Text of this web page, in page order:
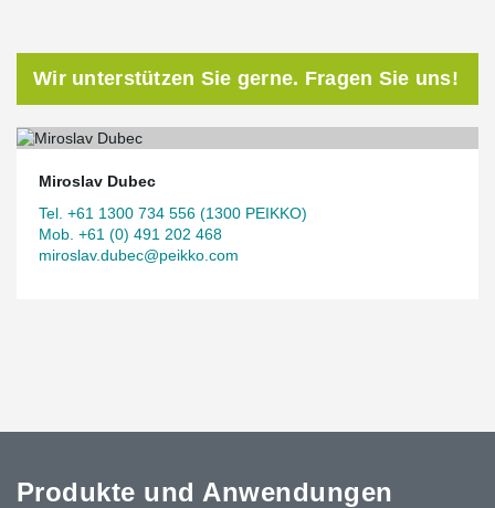
Wir unterstützen Sie gerne. Fragen Sie uns!
Miroslav Dubec
Tel. +61 1300 734 556 (1300 PEIKKO)
Mob. +61 (0) 491 202 468
miroslav.dubec@peikko.com
Produkte und Anwendungen